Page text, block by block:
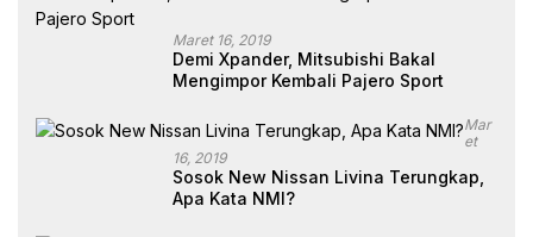
Maret 16, 2019
Demi Xpander, Mitsubishi Bakal
Mengimpor Kembali Pajero Sport
Mar
Et
16, 2019
Sosok New Nissan Livina Terungkap,
Apa Kata NMI?